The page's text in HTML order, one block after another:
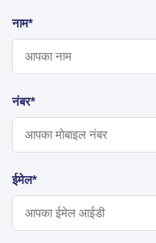
नाम*
नंबर*
ईमेल*